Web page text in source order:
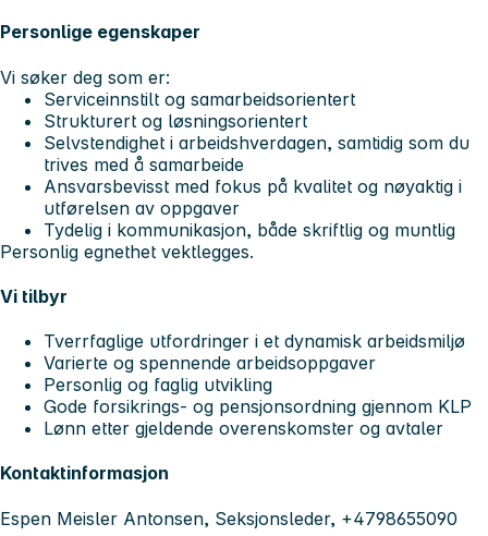
Personlige egenskaper
Vi søker deg som er:
Serviceinnstilt og samarbeidsorientert
Strukturert og løsningsorientert
Selvstendighet i arbeidshverdagen, samtidig som du
trives med å samarbeide
Ansvarsbevisst med fokus på kvalitet og nøyaktig i
utførelsen av oppgaver
Tydelig i kommunikasjon, både skriftlig og muntlig
Personlig egnethet vektlegges.
Vi tilbyr
Tverrfaglige utfordringer i et dynamisk arbeidsmiljø
Varierte og spennende arbeidsoppgaver
Personlig og faglig utvikling
Gode forsikrings- og pensjonsordning gjennom KLP
Lønn etter gjeldende overenskomster og avtaler
Kontaktinformasjon
Espen Meisler Antonsen, Seksjonsleder, +4798655090